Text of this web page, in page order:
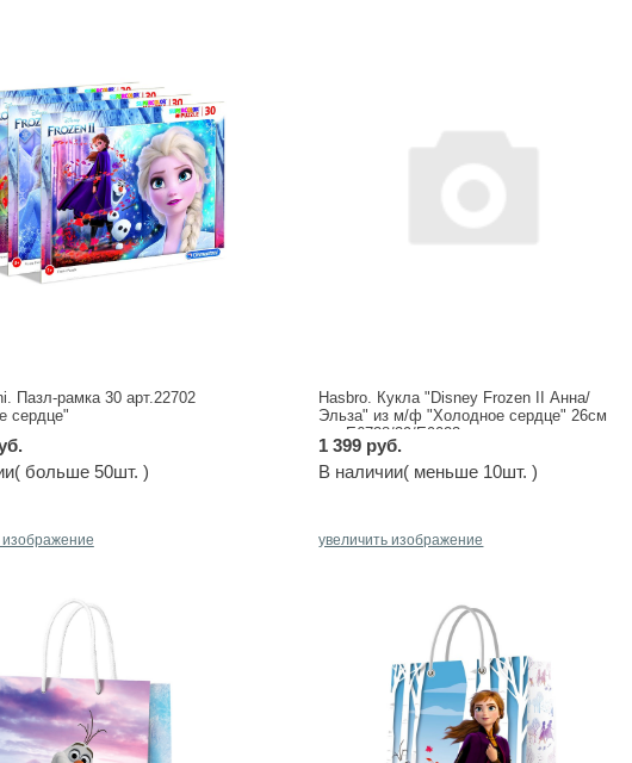
Пазл-рамка 30 арт.22702
сердце"
больше 50шт. )
Hasbro. Кукла "Disney Frozen II Анна/
Эльза" из м/ф "Холодное сердце" 26см
арт.Е6738/39/Е9023
1 399 руб.
В наличии( меньше 10шт. )
изображение увеличить изображение